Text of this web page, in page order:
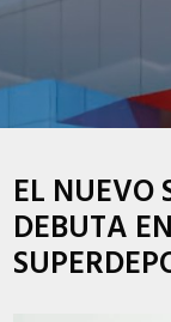
EL NUEVO
DEBUTA